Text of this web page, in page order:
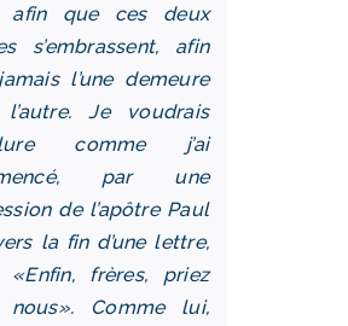
afin que ces deux
s’embrassent, afin
l’une demeure
l’autre. Je voudrais
comme j’ai
par une
de l’apôtre Paul
la fin d’une lettre,
«Enfin, frères, priez
nous». Comme lui,